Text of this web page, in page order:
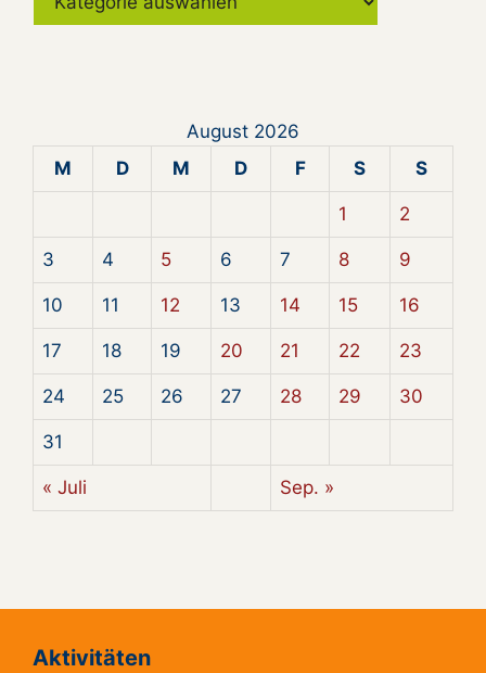
August 2026
M
D M D F S S
1 2
3 4 5 6 7 8 9
10 11 12 13 14 15 16
17 18 19 20 21 22 23
24 25 26 27 28 29 30
31
« Juli Sep. »
Aktivitäten